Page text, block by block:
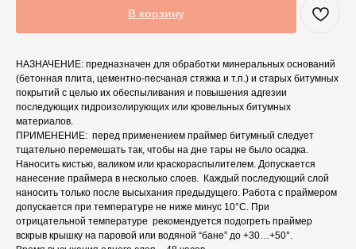
В корзину
НАЗНАЧЕНИЕ: предназначен для обработки минеральных оснований
(бетонная плита, цементно-песчаная стяжка и т.п.) и старых битумных
покрытий с целью их обеспыливания и повышения адгезии
последующих гидроизолирующих или кровельных битумных
материалов.
ПРИМЕНЕНИЕ: перед применением праймер битумный следует
тщательно перемешать так, чтобы на дне тары не было осадка.
Наносить кистью, валиком или краскораcпылителем. Допускается
нанесение праймера в несколько слоев. Каждый последующий слой
наносить только после высыхания предыдущего. Работа с праймером
допускается при температуре не ниже минус 10°С. При
отрицательной температуре рекомендуется подогреть праймер
вскрыв крышку на паровой или водяной “бане” до +30…+50°.